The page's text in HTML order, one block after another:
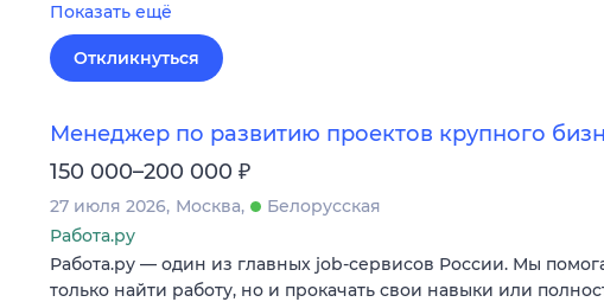
Показать ещё
Откликнуться
Менеджер по развитию проектов крупного
150 000–200 000 ₽
27 июля 2026 Москва
Белорусская
Работа.ру
Работа.ру — один из главных job-сервисов России. Мы
только найти работу, но и прокачать свои навыки или